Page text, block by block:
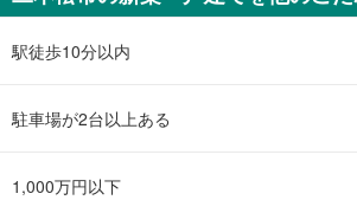
駅徒歩10分以内
駐車場が2台以上ある
1,000万円以下